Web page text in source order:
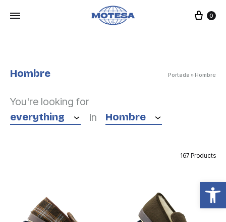
Open toolbar
Cart
0
Hombre Portada » Hombre
You're looking for
everything
in Hombre
167 Products